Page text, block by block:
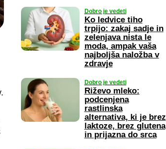
Dobro je vedeti
Ko ledvice tiho
trpijo: zakaj sadje in
zelenjava nista le
moda, ampak vaša
najboljša naložba v
zdravje
Dobro je vedeti
Riževo mleko:
podcenjena
rastlinska
alternativa, ki je brez
laktoze, brez glutena
in prijazna do srca